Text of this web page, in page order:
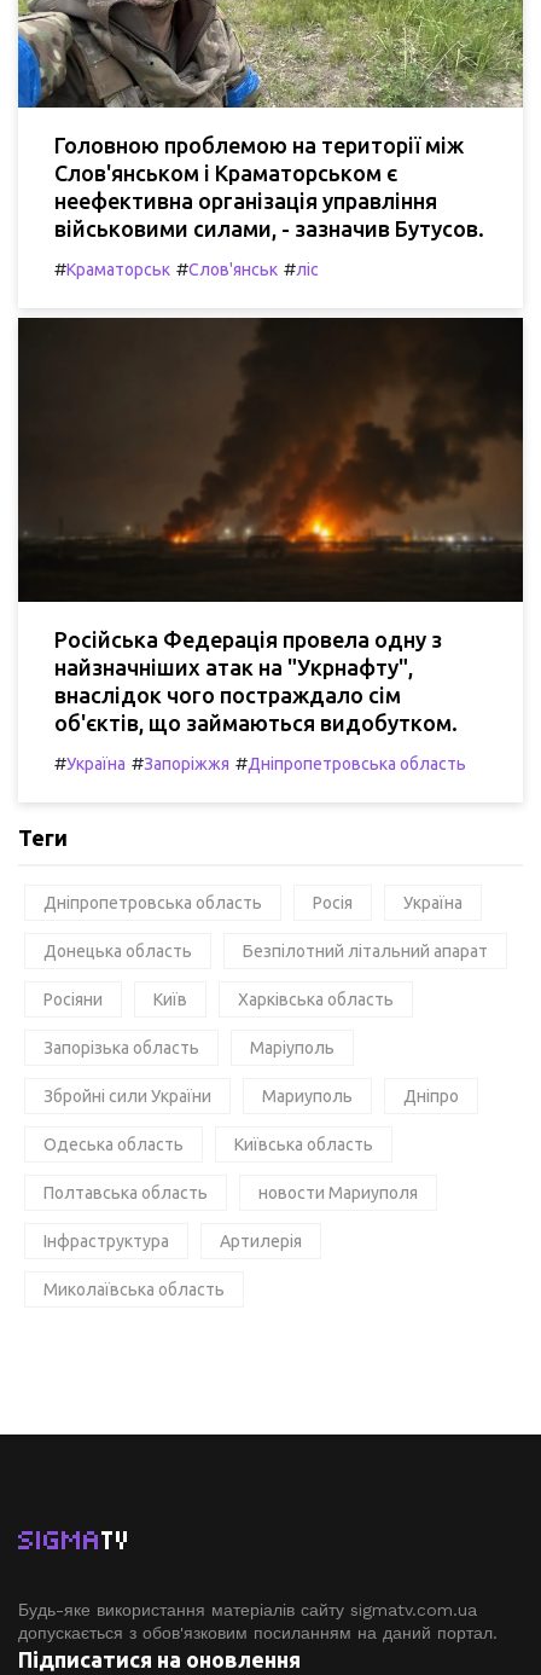
Головною проблемою на території між
Слов'янськом і Краматорськом є
неефективна організація управління
військовими силами, - зазначив Бутусов.
#Краматорськ #Слов'янськ #ліс
Російська Федерація провела одну з
найзначніших атак на "Укрнафту",
внаслідок чого постраждало сім
об'єктів, що займаються видобутком.
#Україна #Запоріжжя #Дніпропетровська область
Теги
Дніпропетровська область Росія Україна
Донецька область Безпілотний літальний апарат
Росіяни Київ Харківська область
Запорізька область Маріуполь
Збройні сили України Мариуполь Дніпро
Одеська область Київська область
Полтавська область новости Мариуполя
Інфраструктура Артилерія
Миколаївська область
SIGMATV
Будь-яке використання матеріалів сайту sigmatv.com.ua
допускається з обов'язковим посиланням на даний портал.
Підписатися на оновлення